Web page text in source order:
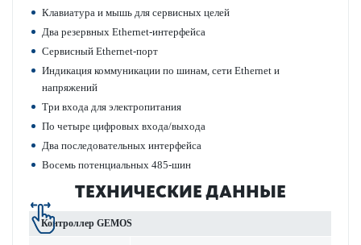
Клав­иа­тура и мышь для серв­исных целей
Два рез­ервных Ethernet-интерфейса
Серв­исный Ethernet-порт
Индик­ация коммуник­ации по шинам, сети Ethernet и
напряжений
Три входа для электропитания
По четыре цифр­овых входа/выхода
Два пос­л­едо­вательных интерфейса
Восемь потенциальных 485-шин
ТЕХНИЧЕСКИЕ ДАННЫЕ
Контроллер GEMOS